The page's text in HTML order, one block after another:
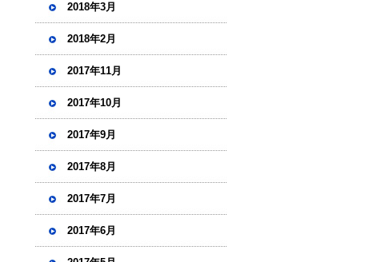
2018年3月
2018年2月
2017年11月
2017年10月
2017年9月
2017年8月
2017年7月
2017年6月